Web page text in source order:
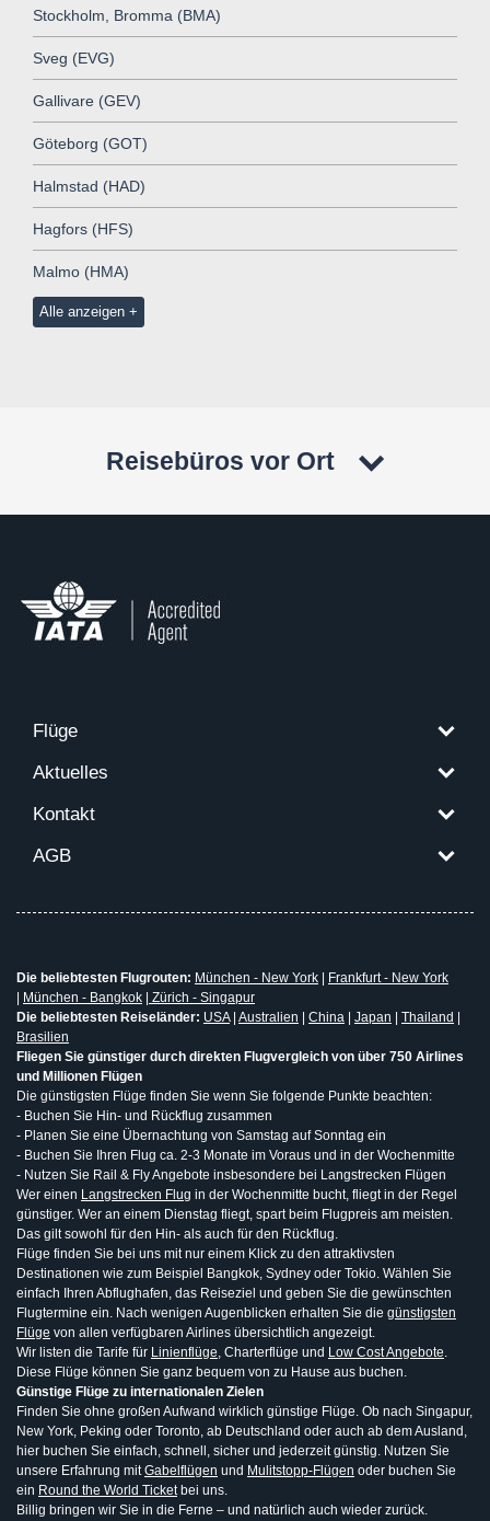
Stockholm, Bromma (BMA)
Sveg (EVG)
Gallivare (GEV)
Göteborg (GOT)
Halmstad (HAD)
Hagfors (HFS)
Malmo (HMA)
Alle anzeigen
Reisebüros vor Ort
Flüge
Aktuelles
Kontakt
AGB
Die beliebtesten Flugrouten: München - New York
Frankfurt - New York
München - Bangkok
Zürich - Singapur
Die beliebtesten Reiseländer: USA| Australien China Japan Thailand
Brasilien
Fliegen Sie günstiger durch direkten Flugvergleich von über 750 Airlines
und Millionen Flügen
Die günstigsten Flüge finden Sie wenn Sie folgende Punkte beachten:
- Buchen Sie Hin- und Rückflug zusammen
- Planen Sie eine Übernachtung von Samstag auf Sonntag ein
- Buchen Sie Ihren Flug ca. 2-3 Monate im Voraus und in der Wochenmitte
- Nutzen Sie Rail & Fly Angebote insbesondere bei Langstrecken Flügen
Wer einen Langstrecken Flug in der Wochenmitte bucht, fliegt in der Regel
günstiger. Wer an einem Dienstag fliegt, spart beim Flugpreis am meisten.
Das gilt sowohl für den Hin- als auch für den Rückflug.
Flüge finden Sie bei uns mit nur einem Klick zu den attraktivsten
Destinationen wie zum Beispiel Bangkok, Sydney oder Tokio. Wählen Sie
einfach Ihren Abflughafen, das Reiseziel und geben Sie die gewünschten
Flugtermine ein. Nach wenigen Augenblicken erhalten Sie die günstigsten
Flüge von allen verfügbaren Airlines übersichtlich angezeigt.
Wir listen die Tarife für Linienflüge, Charterflüge und Low Cost Angebote.
Diese Flüge können Sie ganz bequem von zu Hause aus buchen.
Günstige Flüge zu internationalen Zielen
Finden Sie ohne großen Aufwand wirklich günstige Flüge. Ob nach Singapur,
New York, Peking oder Toronto, ab Deutschland oder auch ab dem Ausland,
hier buchen Sie einfach, schnell, sicher und jederzeit günstig. Nutzen Sie
unsere Erfahrung mitGabelflügen und Mulitstopp-Flügen oder buchen Sie
ein Round the World Ticketbei uns.
Billig bringen wir Sie in die Ferne – und natürlich auch wieder zurück.